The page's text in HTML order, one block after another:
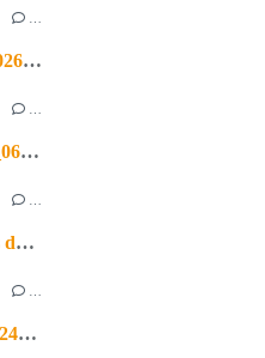
de airco = l'instant néerlandais du jour (2026_06_03)
heet = l'instant néerlandais du jour (2026_06_02)
de markthandelaar = l'instant néerlandais du jour (2026_03_11)
de noot = l'instant néerlandais du jour (2024_09_09)